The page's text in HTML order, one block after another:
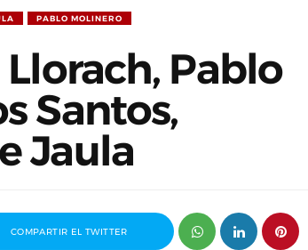
PABLO MOLINERO
Pablo
Santos,
Jaula
COMPARTIR EL TWITTER